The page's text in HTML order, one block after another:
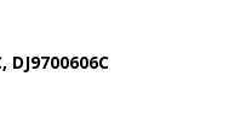
DJ9700606C